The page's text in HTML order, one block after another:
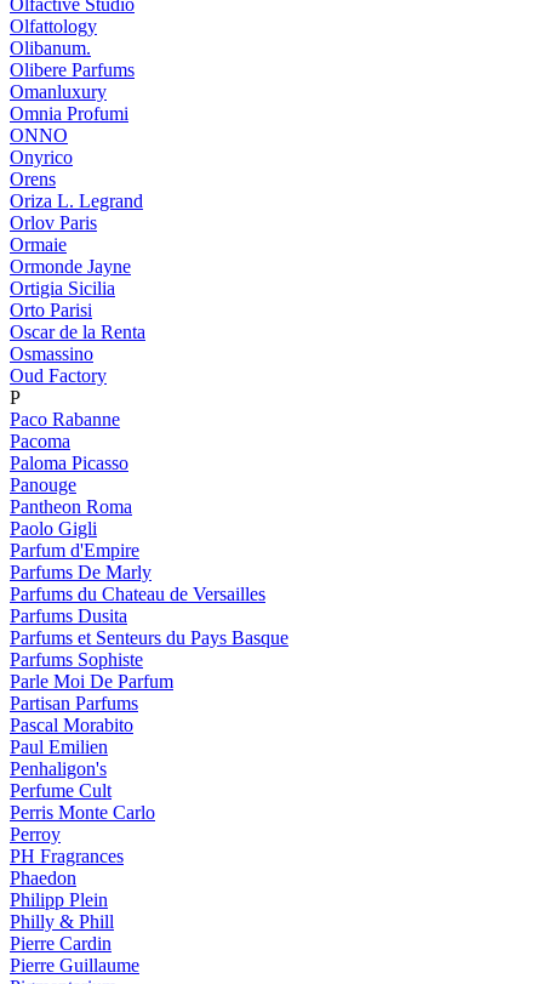
Olfactive Studio
Olfattology
Olibanum.
Olibere Parfums
Omanluxury
Omnia Profumi
ONNO
Onyrico
Orens
Oriza L. Legrand
Orlov Paris
Ormaie
Ormonde Jayne
Ortigia Sicilia
Orto Parisi
Oscar de la Renta
Osmassino
Oud Factory
P
Paco Rabanne
Pacoma
Paloma Picasso
Panouge
Pantheon Roma
Paolo Gigli
Parfum d'Empire
Parfums De Marly
Parfums du Chateau de Versailles
Parfums Dusita
Parfums et Senteurs du Pays Basque
Parfums Sophiste
Parle Moi De Parfum
Partisan Parfums
Pascal Morabito
Paul Emilien
Penhaligon's
Perfume Cult
Perris Monte Carlo
Perroy
PH Fragrances
Phaedon
Philipp Plein
Philly & Phill
Pierre Cardin
Pierre Guillaume